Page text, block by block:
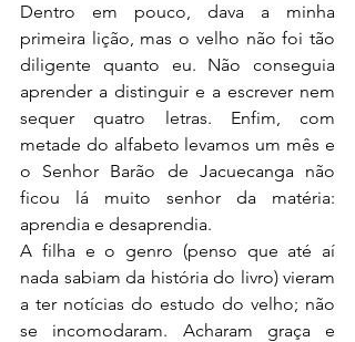
Dentro em pouco, dava a minha
primeira lição, mas o velho não foi tão
diligente quanto eu. Não conseguia
aprender a distinguir e a escrever nem
sequer quatro letras. Enfim, com
metade do alfabeto levamos um mês e
o Senhor Barão de Jacuecanga não
ficou lá muito senhor da matéria:
aprendia e desaprendia.
A filha e o genro (penso que até aí
nada sabiam da história do livro) vieram
a ter notícias do estudo do velho; não
se incomodaram. Acharam graça e